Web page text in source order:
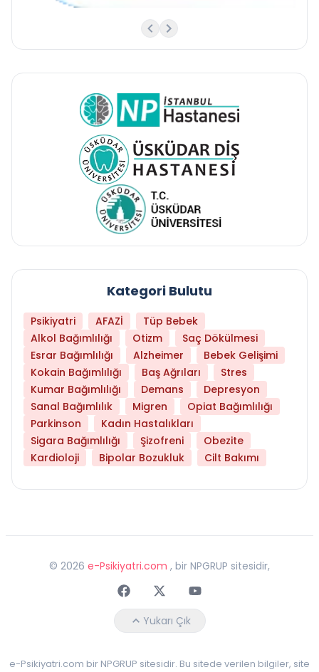
Kategori Bulutu
Psikiyatri AFAZİ
Tüp Bebek
Alkol Bağımlılığı
Otizm
Saç Dökülmesi
Esrar Bağımlılığı
Alzheimer
Bebek Gelişimi
Kokain Bağımlılığı
Baş Ağrıları
Stres
Kumar Bağımlılığı
Demans
Depresyon
Sanal Bağımlılık
Migren
Opiat Bağımlılığı
Parkinson
Kadın Hastalıkları
Sigara Bağımlılığı
Şizofreni
Obezite
Kardioloji
Bipolar Bozukluk Cilt Bakımı
© 2026 e-Psikiyatri.com , bir NPGRUP sitesidir,
FaceebokTwitterYoutube
Yukarı Çık
e-Psikiyatri.com bir NPGRUP sitesidir. Bu sitede verilen bilgiler, site